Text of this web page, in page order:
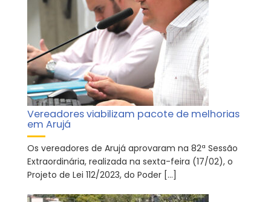
Vereadores viabilizam pacote de melhorias
em Arujá
Os vereadores de Arujá aprovaram na 82ª Sessão
Extraordinária, realizada na sexta-feira (17/02), o
Projeto de Lei 112/2023, do Poder […]